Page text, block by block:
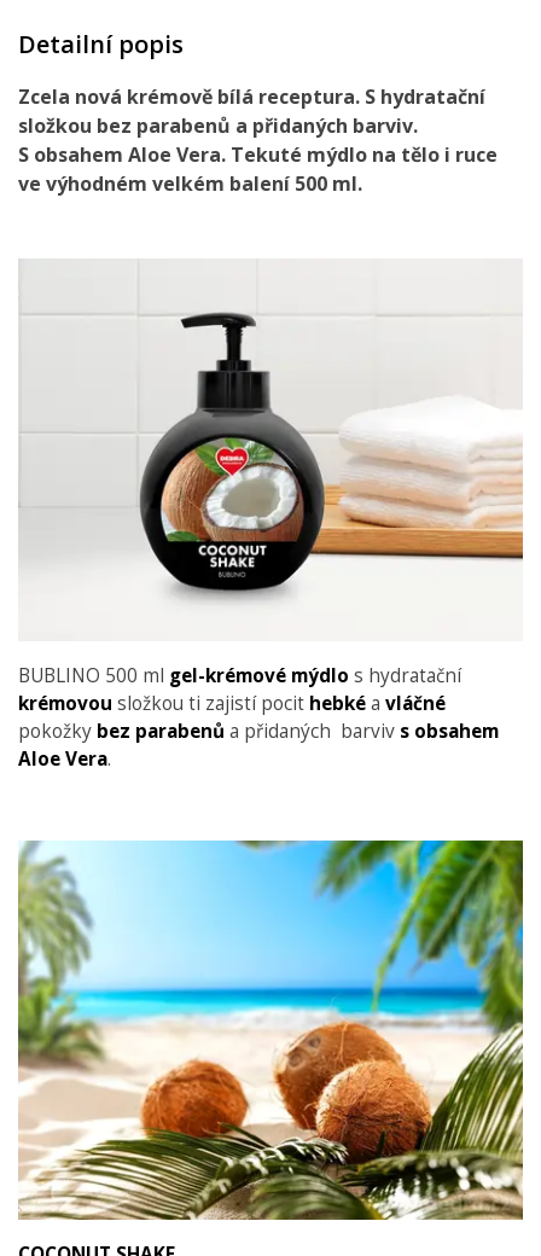
Detailní popis
Zcela nová krémově bílá receptura. S hydratační
složkou bez parabenů a přidaných barviv.
S obsahem Aloe Vera. Tekuté mýdlo na tělo i ruce
ve výhodném velkém balení 500 ml.
BUBLINO 500 ml gel-krémové mýdlo s hydratační
krémovou složkou ti zajistí pocit hebkéa vláčné
pokožky bez parabenů a přidaných barviv s obsahem
Aloe Vera.